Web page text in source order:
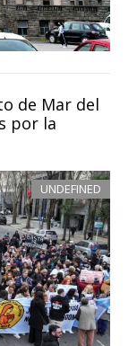
de Mar del
por la
UNDEFINED